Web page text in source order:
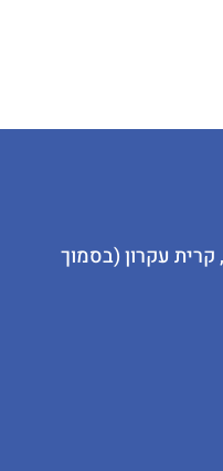
עקרון (בסמוך